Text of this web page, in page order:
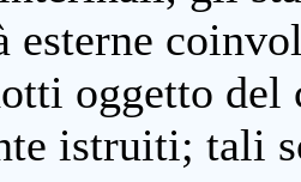
esterne
oggetto
istruiti; tali